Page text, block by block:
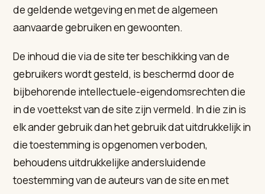
de geldende wetgeving en met de algemeen
aanvaarde gebruiken en gewoonten.
De inhoud die via de site ter beschikking van de
gebruikers wordt gesteld, is beschermd door de
bijbehorende intellectuele-eigendomsrechten die
in de voettekst van de site zijn vermeld. In die zin is
elk ander gebruik dan het gebruik dat uitdrukkelijk in
die toestemming is opgenomen verboden,
behoudens uitdrukkelijke andersluidende
toestemming van de auteurs van de site en met